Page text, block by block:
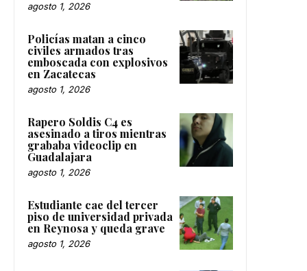
agosto 1, 2026
Policías matan a cinco
civiles armados tras
emboscada con explosivos
en Zacatecas
agosto 1, 2026
Rapero Soldis C4 es
asesinado a tiros mientras
grababa videoclip en
Guadalajara
agosto 1, 2026
Estudiante cae del tercer
piso de universidad privada
en Reynosa y queda grave
agosto 1, 2026